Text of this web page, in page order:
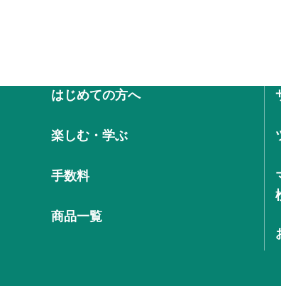
はじめての方へ
楽しむ・学ぶ
手数料
商品一覧